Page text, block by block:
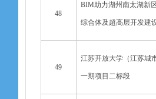
48
BIM助力湖州南太湖新
综合体及超高层开发建
49
江苏开放大学（江苏城
一期项目二标段